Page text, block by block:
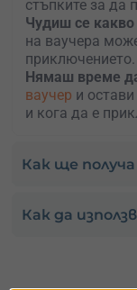
стъпките за да
Чудиш се
на ваучера
приключението.
Нямаш време
ваучер и
и кога да е
Как ще получа
Как да